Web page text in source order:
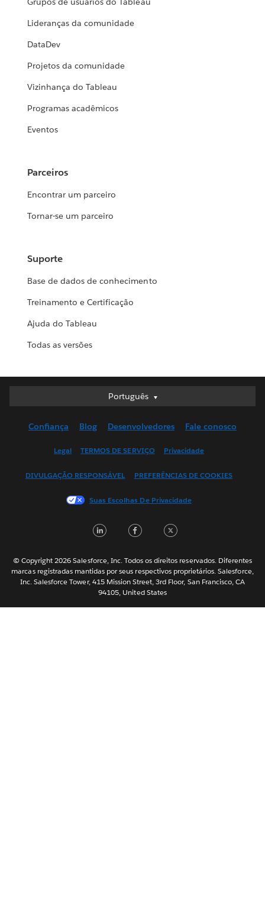
Lideranças da comunidade
DataDev
Projetos da comunidade
Vizinhança do Tableau
Programas acadêmicos
Eventos
Parceiros
Encontrar um parceiro
Tornar-se um parceiro
Suporte
Base de dados de conhecimento
Treinamento e Certificação
Ajuda do Tableau
Todas as versões
Português
Português
English (UK)
Français (Canada)
日本語
Nederlands
Svenska
ไทย
简体中文
Confiança Blog Desenvolvedores Fale conosco
Legal TERMOS DE SERVIÇO Privacidade
DIVULGAÇÃO RESPONSÁVEL PREFERÊNCIAS DE COOKIES
Suas Escolhas De Privacidade
LinkedInFacebook
© Copyright 2026 Salesforce, Inc. Todos os direitos reservados. Diferentes
marcas registradas mantidas por seus respectivos proprietários. Salesforce,
Inc. Salesforce Tower, 415 Mission Street, 3rd Floor, San Francisco, CA
94105, United States